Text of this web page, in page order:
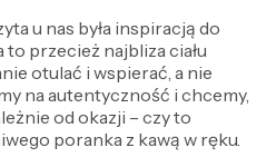
u nas była inspiracją do
to przecież najbliza ciału
otulać i wspierać, a nie
na autentyczność i chcemy,
od okazji – czy to
poranka z kawą w ręku.